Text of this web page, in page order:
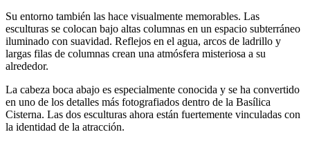
Su entorno también las hace visualmente memorables. Las
esculturas se colocan bajo altas columnas en un espacio subterráneo
iluminado con suavidad. Reflejos en el agua, arcos de ladrillo y
largas filas de columnas crean una atmósfera misteriosa a su
alrededor.
La cabeza boca abajo es especialmente conocida y se ha convertido
en uno de los detalles más fotografiados dentro de la Basílica
Cisterna. Las dos esculturas ahora están fuertemente vinculadas con
la identidad de la atracción.